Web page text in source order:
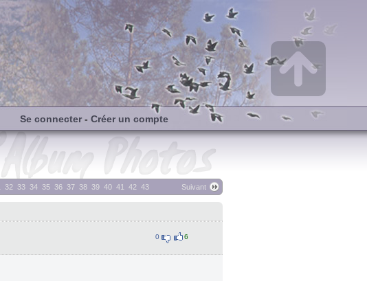
Se connecter- Créer un compte
Suivant
32 33 34 35 36 37 38 39 40 41 42 43
0 6